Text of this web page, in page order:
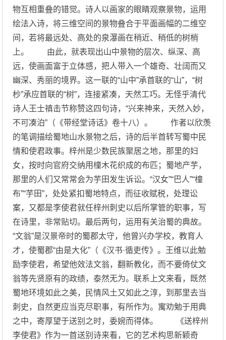
物互相重叠的错觉。诗人以画家的眼睛观察景物，运用
绘法入诗，将三维空间的景物叠合于平面画幅的二维空
间，若将最远处、高处的泉瀑画在稍近、稍低的树梢
上。 由此，就表现出山中景物的层次、纵深、高
远，使画面富于立体感，把人带入一个雄奇、壮阔而又
幽深、秀丽的境界。这一联的“山中”承首联的“山”，“树
杪”承应首联的“树”，连接紧凑，天然工巧。无怪乎清代
诗人王士禛击节称赞这四句诗，“兴来神来，天然入妙，
不可凑泊”（《带经堂诗话》卷十八）。 作者以欣羡
的笔调描绘蜀地山水景物之后，诗的后半首转写蜀中民
情和使君政事。梓州是少数民族聚居之地，那里的妇
女，按时向官府交纳用橦木花织成的布匹；蜀地产芋，
那里的人们又常常会为芋田发生诉讼。“汉女”“巴人”“橦
布”“芋田”，处处紧扣蜀地特点，而征收赋税，处理讼
案，又都是李使君就任梓州刺史以后所掌管的职事，写
在诗里，非常贴切。最后两句，运用有关治蜀的典故。
“文翁”是汉景帝时的蜀郡太守，他曾兴办学校，教育人
才，使蜀郡“由是大化”（《汉书·循吏传》。王维以此勉
励李使君，希望他效法文翁，翻新教化，而不要倚仗文
翁等先贤原有的政绩，泰然无为。联系上文来看，既然
蜀地环境如此之美，民情风土又如此之淳，到那里去当
刺史，自然更应当克尽职事，有所作为。寓劝勉于用典
之中，寄厚望于送别之时，委婉而得体。 《送梓州
李使君》作为一首送别诗来看，它的艺术构思新颖奇